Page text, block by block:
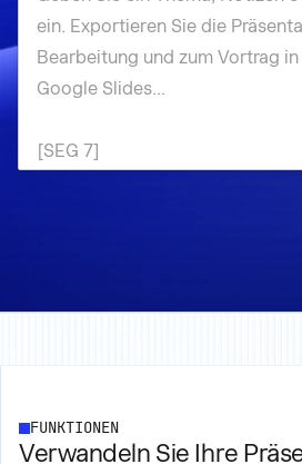
FUNKTIONEN
Verwandeln Sie Ihre